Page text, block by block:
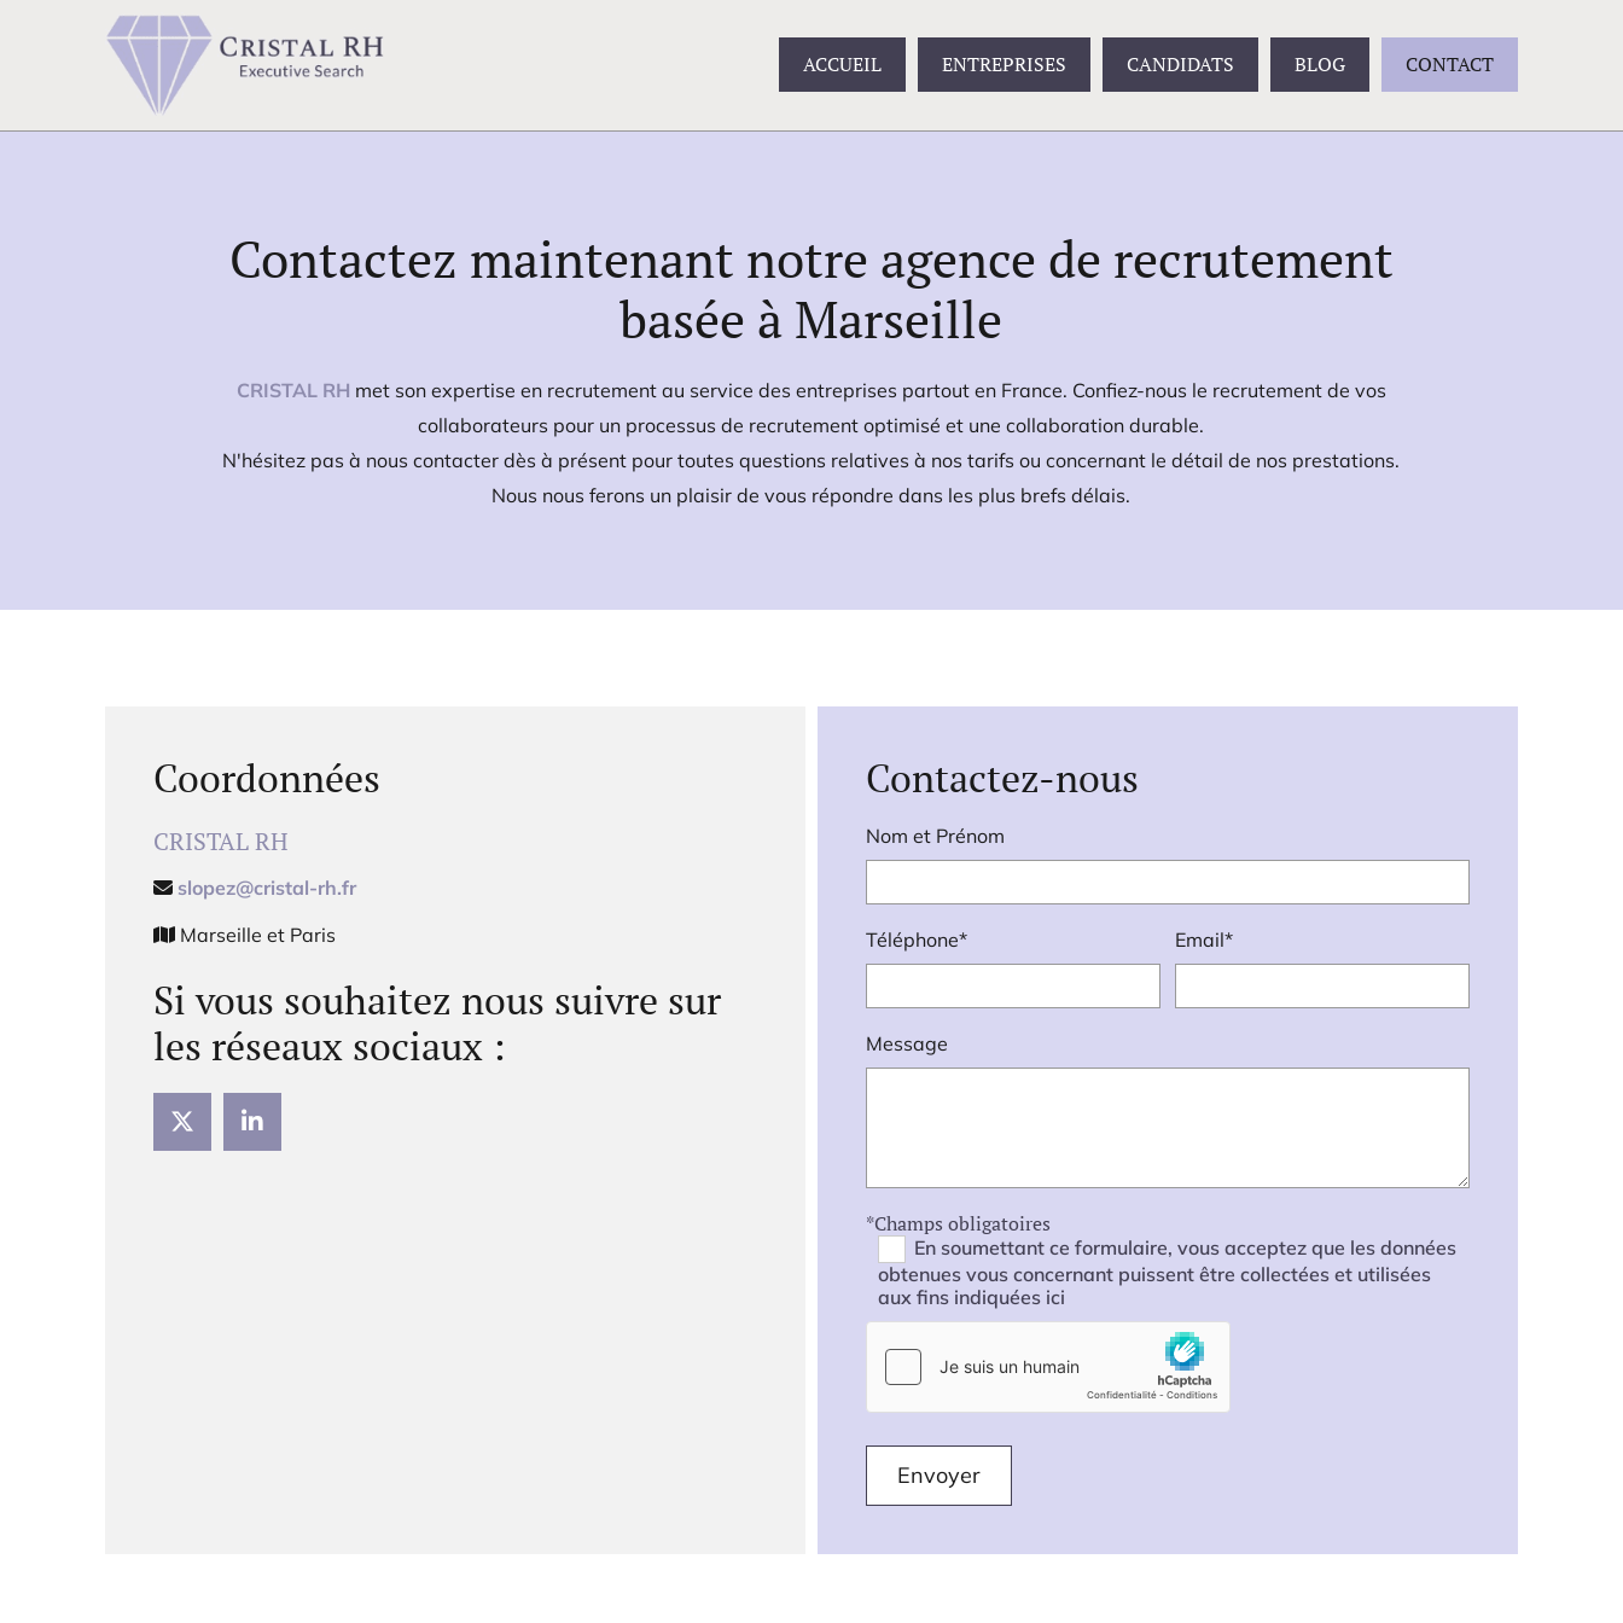
ACCUEIL ENTREPRISES CANDIDATS BLOG CONTACT
Contactez maintenant notre agence de recrutement
basée à Marseille
CRISTAL RH met son expertise en recrutement au service des entreprises partout en France. Confiez-nous le recrutement de vos
collaborateurs pour un processus de recrutement optimisé et une collaboration durable.
N'hésitez pas à nous contacter dès à présent pour toutes questions relatives à nos tarifs ou concernant le détail de nos prestations.
Nous nous ferons un plaisir de vous répondre dans les plus brefs délais.
Coordonnées
CRISTAL RH
 slopez@cristal-rh.fr
 Marseille et Paris
Si vous souhaitez nous suivre sur
les réseaux sociaux :
Contactez-nous
Nom et Prénom
Téléphone* Email*
Message
*Champs obligatoires
En soumettant ce formulaire, vous acceptez que les données
obtenues vous concernant puissent être collectées et utilisées
aux fins indiquées ici